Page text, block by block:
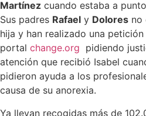
Martínez cuando estaba a
Sus padres Rafael y Dolores no
hija y han realizado una petición
portal change.org pidiendo
atención que recibió Isabel
pidieron ayuda a los
causa de su anorexia.
Ya llevan recogidas más de